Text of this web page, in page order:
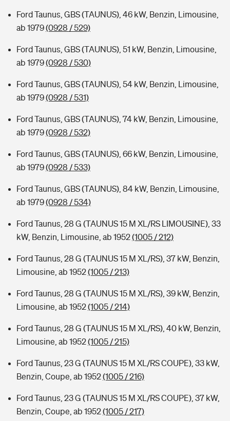
Ford Taunus, GBS (TAUNUS), 46 kW, Benzin, Limousine,
ab 1979(0928 / 529)
Ford Taunus, GBS (TAUNUS), 51 kW, Benzin, Limousine,
ab 1979(0928 / 530)
Ford Taunus, GBS (TAUNUS), 54 kW, Benzin, Limousine,
ab 1979(0928 / 531)
Ford Taunus, GBS (TAUNUS), 74 kW, Benzin, Limousine,
ab 1979(0928 / 532)
Ford Taunus, GBS (TAUNUS), 66 kW, Benzin, Limousine,
ab 1979(0928 / 533)
Ford Taunus, GBS (TAUNUS), 84 kW, Benzin, Limousine,
ab 1979(0928 / 534)
Ford Taunus, 28 G (TAUNUS 15 M XL/RS LIMOUSINE), 33
kW, Benzin, Limousine, ab 1952(1005 / 212)
Ford Taunus, 28 G (TAUNUS 15 M XL/RS), 37 kW, Benzin,
Limousine, ab 1952(1005 / 213)
Ford Taunus, 28 G (TAUNUS 15 M XL/RS), 39 kW, Benzin,
Limousine, ab 1952(1005 / 214)
Ford Taunus, 28 G (TAUNUS 15 M XL/RS), 40 kW, Benzin,
Limousine, ab 1952(1005 / 215)
Ford Taunus, 23 G (TAUNUS 15 M XL/RS COUPE), 33 kW,
Benzin, Coupe, ab 1952(1005 / 216)
Ford Taunus, 23 G (TAUNUS 15 M XL/RS COUPE), 37 kW,
Benzin, Coupe, ab 1952(1005 / 217)